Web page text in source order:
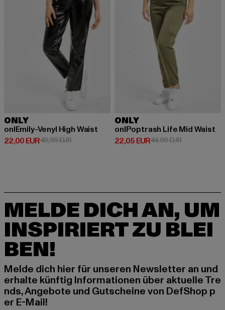
ONLY
onlEmily-Venyl High Waist
22,00 EUR
Derzeitiger Preis: 22,00 EUR
49,99 EURAktionspreis: 49,99 EUR
ONLY
onlPoptrash Life Mid Waist
22,05 EUR
Derzeitiger Preis: 22,05 EUR
44,99 EURAktionspreis:
MELDE DICH AN, UM
INSPIRIERT ZU BLEI
BEN!
Melde dich hier für unseren Newsletter an und
erhalte künftig Informationen über aktuelle Tre
nds, Angebote und Gutscheine von DefShop p
er E-Mail!